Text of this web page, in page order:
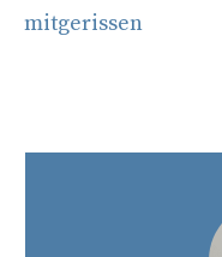
mitgerissen